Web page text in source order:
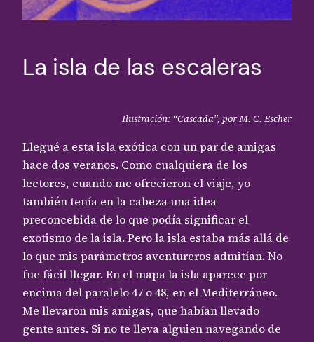
La isla de las escaleras
Ilustración: “Cascada”, por M. C. Escher
Llegué a esta isla exótica con un par de amigas
hace dos veranos. Como cualquiera de los
lectores, cuando me ofrecieron el viaje, yo
también tenía en la cabeza una idea
preconcebida de lo que podía significar el
exotismo de la isla. Pero la isla estaba más allá de
lo que mis parámetros aventureros admitían. No
fue fácil llegar. En el mapa la isla aparece por
encima del paralelo 47 o 48, en el Mediterráneo.
Me llevaron mis amigas, que habían llevado
gente antes. Si no te lleva alguien navegando de